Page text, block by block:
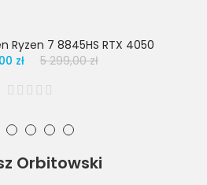
Ryzen 7 8845HS RTX 4050
zł
5 299,00 zł
Orbitowski